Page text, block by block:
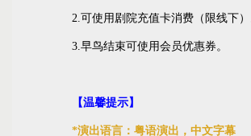
2.可使用剧院充值卡消费（限线下）
3.早鸟结束可使用会员优惠券。
【温馨提示】
*演出语言：粤语演出，中文字幕